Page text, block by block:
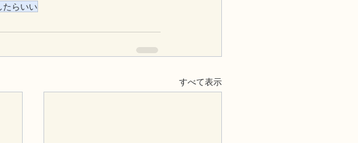
たらいい
すべて表示